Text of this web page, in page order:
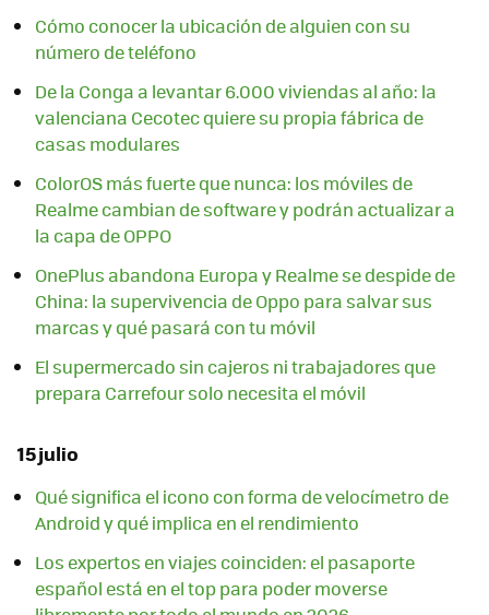
Cómo conocer la ubicación de alguien con su
número de teléfono
De la Conga a levantar 6.000 viviendas al año: la
valenciana Cecotec quiere su propia fábrica de
casas modulares
ColorOS más fuerte que nunca: los móviles de
Realme cambian de software y podrán actualizar a
la capa de OPPO
OnePlus abandona Europa y Realme se despide de
China: la supervivencia de Oppo para salvar sus
marcas y qué pasará con tu móvil
El supermercado sin cajeros ni trabajadores que
prepara Carrefour solo necesita el móvil
15 julio
Qué significa el icono con forma de velocímetro de
Android y qué implica en el rendimiento
Los expertos en viajes coinciden: el pasaporte
español está en el top para poder moverse